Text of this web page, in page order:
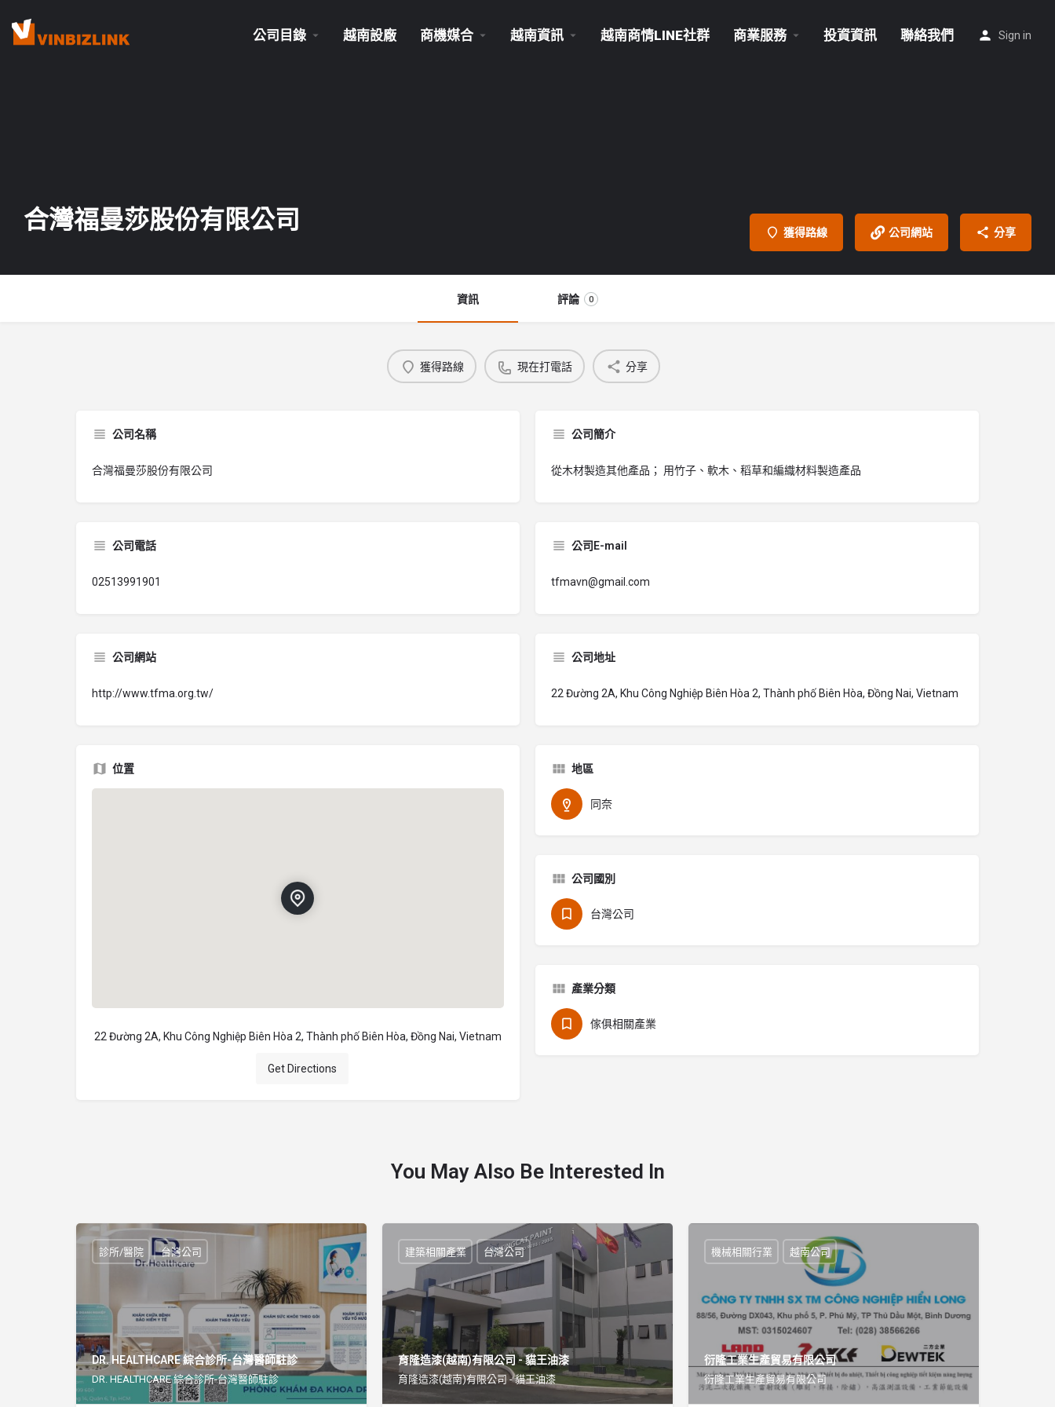
公司目錄 越南設廠 商機媒合 越南資訊 越南商情LINE社群 商業服務 投資資訊 聯絡我們 Sign in
合灣福曼莎股份有限公司 獲得路線 公司網站 分享
資訊 評論 0
獲得路線 現在打電話 分享
公司名稱
合灣福曼莎股份有限公司
公司簡介
從木材製造其他產品； 用竹子、軟木、稻草和編織材料製造產品
公司電話
02513991901
公司E-mail
tfmavn@gmail.com
公司網站
http://www.tfma.org.tw/
公司地址
22 Đường 2A, Khu Công Nghiệp Biên Hòa 2, Thành phố Biên Hòa, Đồng Nai, Vietnam
位置
22 Đường 2A, Khu Công Nghiệp Biên Hòa 2, Thành phố Biên Hòa, Đồng Nai, Vietnam
Get Directions
地區
同奈
公司國別
台灣公司
產業分類
傢俱相關產業
You May Also Be Interested In
DR. HEALTHCARE 綜合診所-台灣醫師駐診
DR. HEALTHCARE 綜合診所-台灣醫師駐診
診所/醫院 台灣公司
育隆造漆(越南)有限公司 - 貓王油漆
育隆造漆(越南)有限公司 - 貓王油漆
建築相關產業 台灣公司
衍隆工業生產貿易有限公司
衍隆工業生產貿易有限公司
機械相關行業 越南公司